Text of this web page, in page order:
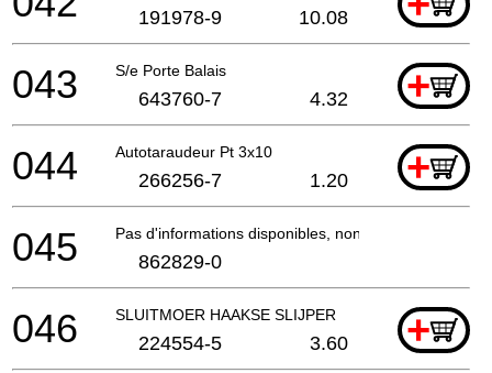
191978-9 10.08
S/e Porte Balais +
043 643760-7 4.32
Autotaraudeur Pt 3x10 +
044 266256-7 1.20
Pas d'informations disponibles, non commandable
045 862829-0
SLUITMOER HAAKSE SLIJPER +
046 224554-5 3.60